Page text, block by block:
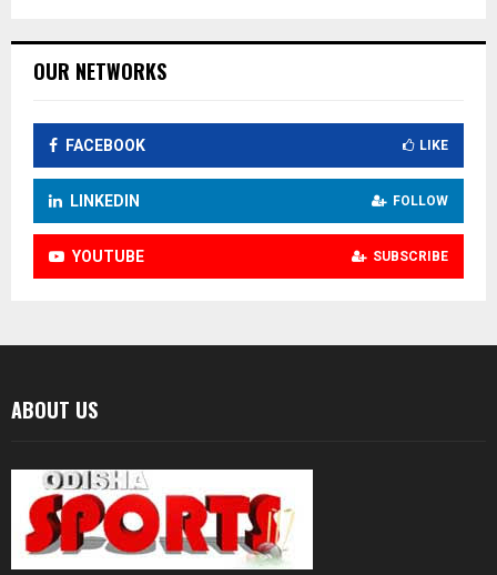
OUR NETWORKS
FACEBOOK LIKE
LINKEDIN FOLLOW
YOUTUBE SUBSCRIBE
ABOUT US